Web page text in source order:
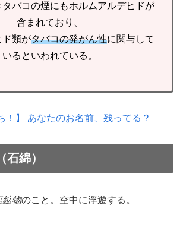
バコの煙にもホルムアルデヒドが
含まれており、
ド類がタバコの発がん性に関与して
いるといわれている。
！】 あなたのお名前、残ってる？
石綿）
鉱物のこと。空中に浮遊する。